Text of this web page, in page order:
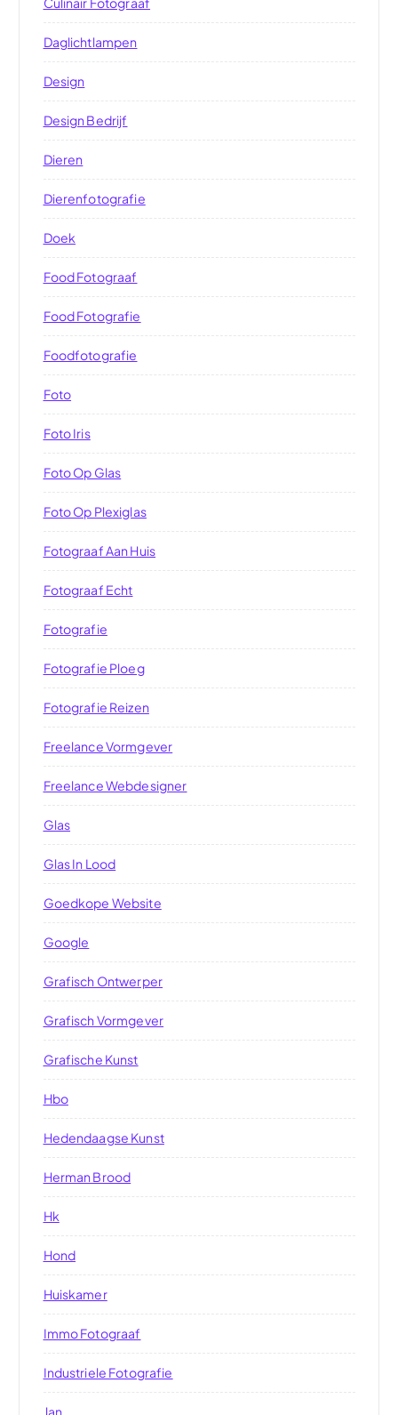
Daglichtlampen
Design
Design Bedrijf
Dieren
Dierenfotografie
Doek
Food Fotograaf
Food Fotografie
Foodfotografie
Foto
Foto Iris
Foto Op Glas
Foto Op Plexiglas
Fotograaf Aan Huis
Fotograaf Echt
Fotografie
Fotografie Ploeg
Fotografie Reizen
Freelance Vormgever
Freelance Webdesigner
Glas
Glas In Lood
Goedkope Website
Google
Grafisch Ontwerper
Grafisch Vormgever
Grafische Kunst
Hbo
Hedendaagse Kunst
Herman Brood
Hk
Hond
Huiskamer
Immo Fotograaf
Industriele Fotografie
Jan